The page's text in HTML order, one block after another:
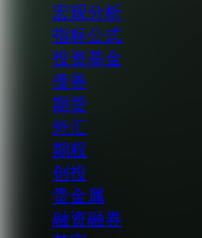
宏观分析
指标公式
投资基金
债券
期货
外汇
期权
创投
贵金属
融资融券